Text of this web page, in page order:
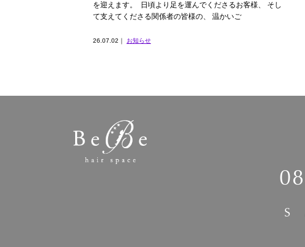
を迎えます。 ⁡ 日頃より足を運んでくださるお客様、 そし
て支えてくださる関係者の皆様の、 温かいご
26.07.02｜ お知らせ
08
S